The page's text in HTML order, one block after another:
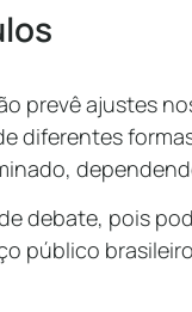
prevê ajustes
diferentes
debate, pois
público